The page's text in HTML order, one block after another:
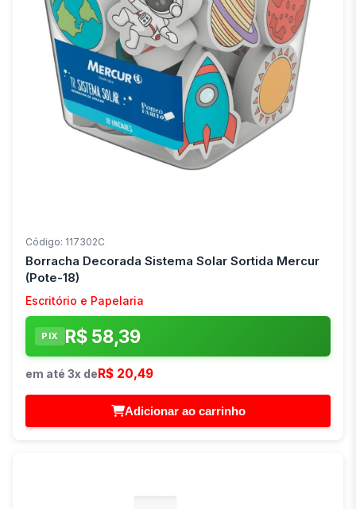
Código: 117302C
Borracha Decorada Sistema Solar Sortida Mercur
(Pote-18)
Escritório e Papelaria
PIX R$ 58,39
em até 3x deR$ 20,49
Adicionar ao carrinho